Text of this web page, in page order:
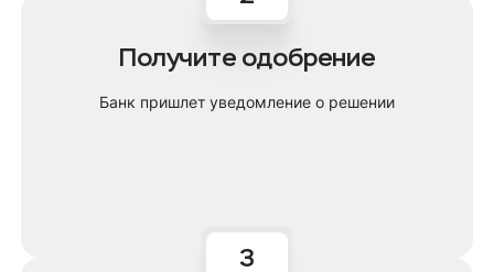
Получите одобрение
Банк пришлет уведомление о решении